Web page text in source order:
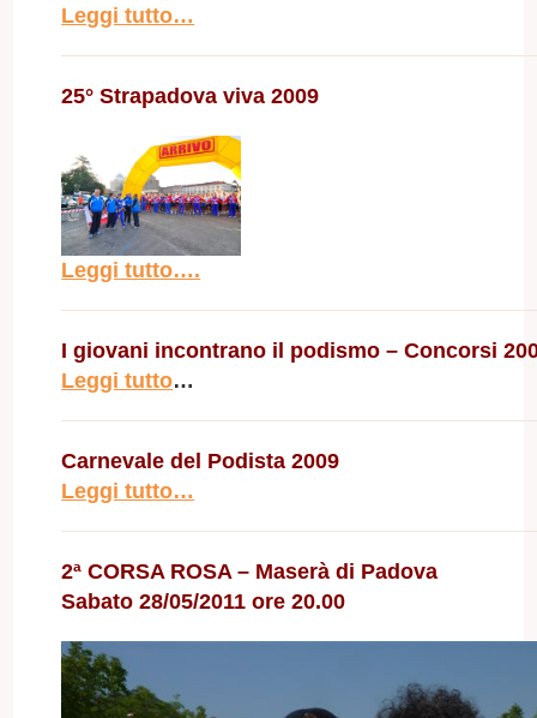
Leggi tutto…
25° Strapadova viva 2009
Leggi tutto….
I giovani incontrano il podismo – Concorsi
Leggi tutto…
Carnevale del Podista 2009
Leggi tutto…
2ª CORSA ROSA – Maserà di Padova
Sabato 28/05/2011 ore 20.00